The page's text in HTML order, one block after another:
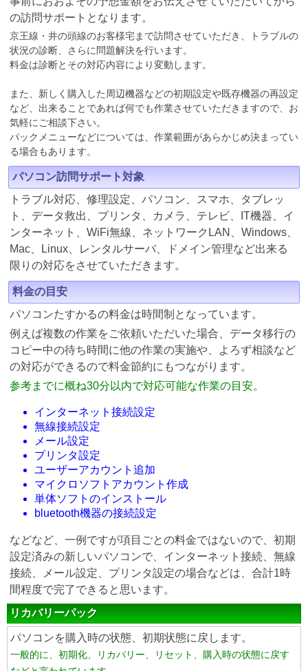
の訪問サポートとなります。
京王線・井の頭線のお客様宅まで訪問させていただき、トラブルの
状況の診断、さらに問題解決を行います。
料金は診断とその対応内容により変動します。
また、新しく購入した周辺機器などの初期設定や既存機器の再設定
など、出来ることであれば何でも作業させていただきますので、お
気軽にご相談下さい。
パックメニューなどについては、作業範囲があらかじめ決まってい
る場合もあります。
パソコン訪問サポート対象
トラブル対応、修理設定、パソコン、スマホ、タブレッ
ト、データ救出、プリンタ、カメラ、テレビ、IT機器、イ
ンターネット、WiFi無線、ネットワークLAN、Windows、
Mac、Linux、レンタルサーバ、ドメイン管理など出来る
限りの対応をさせていただきます。
料金の目安
パソコンたすかるの料金は時間制となっています。
例えば複数の作業をご依頼いただいた場合、データ移行の
コピー中の待ち時間に他の作業の実施や、よろず相談など
の対応ができるので料金節約にもつながります。
参考までに概ね30分以内で対応可能な作業の目安。
インターネット接続設定
無線接続設定
メール設定
プリンタ設定
ユーザーアカウント追加
マイクロソフトアカウント作成
単体ソフトのインストール
bluetooth機器の接続設定
などなど、一例ですが項目ごとの料金ではないので、初期
設定済みの新しいパソコンで、インターネット接続、無線
接続、メール設定、プリンタ設定の場合などは、合計1時
間程度で完了できると思います。
リカバリーパック
パソコンを購入時の状態、初期状態に戻します。
一般的に、初期化、リカバリー、リセット、購入時の状態に戻す